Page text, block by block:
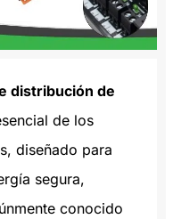
distribución de
de los
diseñado para
segura,
conocido